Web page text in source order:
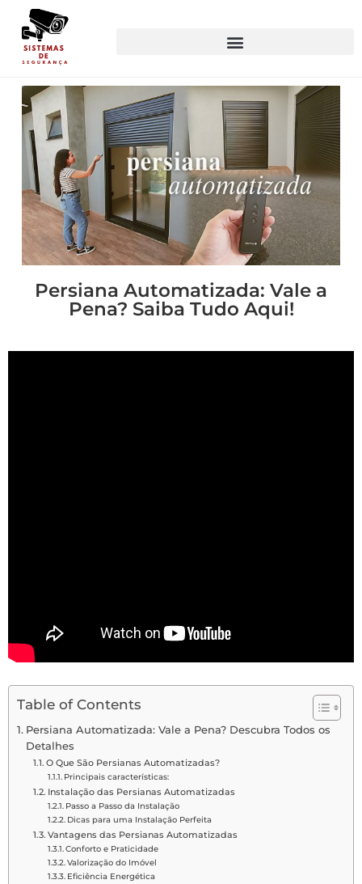
Persiana Automatizada: Vale a
Pena? Saiba Tudo Aqui!
Table of Contents
Persiana Automatizada: Vale a Pena? Descubra Todos os
Detalhes
O Que São Persianas Automatizadas?
Principais características:
Instalação das Persianas Automatizadas
Passo a Passo da Instalação
Dicas para uma Instalação Perfeita
Vantagens das Persianas Automatizadas
Conforto e Praticidade
Valorização do Imóvel
Eficiência Energética